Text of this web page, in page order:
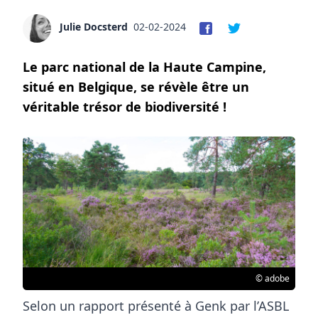
Julie Docsterd 02-02-2024
Le parc national de la Haute Campine,
situé en Belgique, se révèle être un
véritable trésor de biodiversité !
© adobe
Selon un rapport présenté à Genk par l’ASBL